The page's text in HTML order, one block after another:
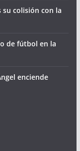
su colisión con la
de fútbol en la
enciende